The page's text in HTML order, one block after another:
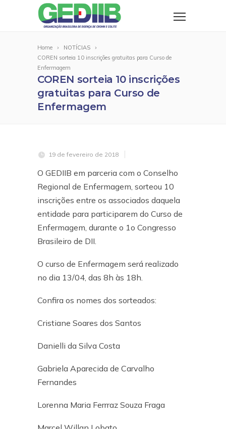
Home
NOTÍCIAS
COREN sorteia 10 inscrições gratuitas para Curso de
Enfermagem
COREN sorteia 10 inscrições
gratuitas para Curso de
Enfermagem
19 de fevereiro de 2018
O GEDIIB em parceria com o Conselho
Regional de Enfermagem, sorteou 10
inscrições entre os associados daquela
entidade para participarem do Curso de
Enfermagem, durante o 1o Congresso
Brasileiro de DII.
O curso de Enfermagem será realizado
no dia 13/04, das 8h às 18h.
Confira os nomes dos sorteados:
Cristiane Soares dos Santos
Danielli da Silva Costa
Gabriela Aparecida de Carvalho
Fernandes
Lorenna Maria Ferrraz Souza Fraga